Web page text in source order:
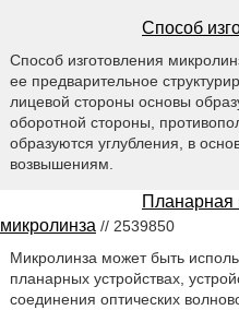
Способ
Способ изготовления
ее предварительное
лицевой стороны основы
оборотной стороны,
образуются углубления, в
возвышениям.
Планарная
микролинза // 2539850
Микролинза может быть
планарных устройствах,
соединения оптических